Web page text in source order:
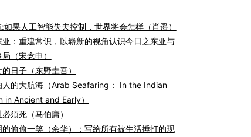
如果人工智能失去控制，世界将会怎样（肖遥）
亚：重建常识，以崭新的视角认识今日之东亚与
（宋念申）
日子（东野圭吾）
人的大航海（Arab Seafaring： In the Indian
in Ancient and Early）
须死（马伯庸）
的偷偷一笑（余华）：写给所有被生活捶打的现